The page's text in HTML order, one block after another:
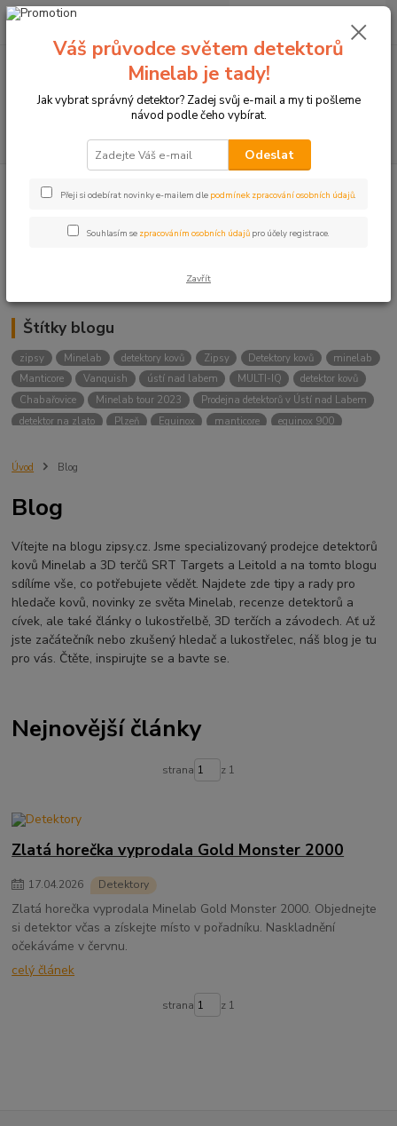
+420774877333
0 Kč
Kategorie blogu
Detektory
Štítky blogu
zipsy Minelab detektory kovů Zipsy Detektory kovů
minelab
Manticore
Vanquish ústí nad labem MULTI-IQ
detektor kovů
Chabařovice
Minelab tour 2023
Prodejna detektorů v Ústí nad Labem
detektor na zlato
Plzeň Equinox manticore
equinox 900
Sraz detektorářů
ÚSTÍ NAD LABEM
Jídlo na cesty
Mníšek u Liberece Karlovy Vary
Equinox 900
Soutěž o detektor
Severní Čechy
hledání pokladů
technologie Multi IQ
Úvod Blog
Blog
Vítejte na blogu zipsy.cz. Jsme specializovaný prodejce detektorů
kovů Minelab a 3D terčů SRT Targets a Leitold a na tomto blogu
sdílíme vše, co potřebujete vědět. Najdete zde tipy a rady pro
hledače kovů, novinky ze světa Minelab, recenze detektorů a
cívek, ale také články o lukostřelbě, 3D terčích a závodech. Ať už
jste začátečník nebo zkušený hledač a lukostřelec, náš blog je tu
pro vás. Čtěte, inspirujte se a bavte se.
Nejnovější články
strana z 1
Zlatá horečka vyprodala Gold Monster 2000
17.04.2026 Detektory
Zlatá horečka vyprodala Minelab Gold Monster 2000. Objednejte
si detektor včas a získejte místo v pořadníku. Naskladnění
očekáváme v červnu.
celý článek
strana z 1
Váš průvodce světem detektorů
Minelab je tady!
Jak vybrat správný detektor? Zadej svůj e-mail a my ti pošleme
návod podle čeho vybírat.
Odeslat
Přeji si odebírat novinky e-mailem dle podmínek zpracování osobních údajů.
Souhlasím se zpracováním osobních údajů pro účely registrace.
Zavřít